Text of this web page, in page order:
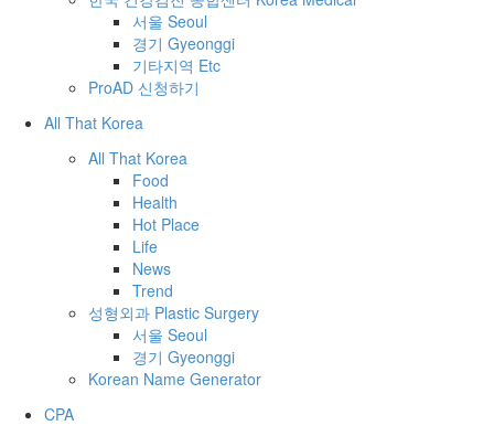
서울 Seoul
경기 Gyeonggi
기타지역 Etc
ProAD 신청하기
All That Korea
All That Korea
Food
Health
Hot Place
Life
News
Trend
성형외과 Plastic Surgery
서울 Seoul
경기 Gyeonggi
Korean Name Generator
CPA